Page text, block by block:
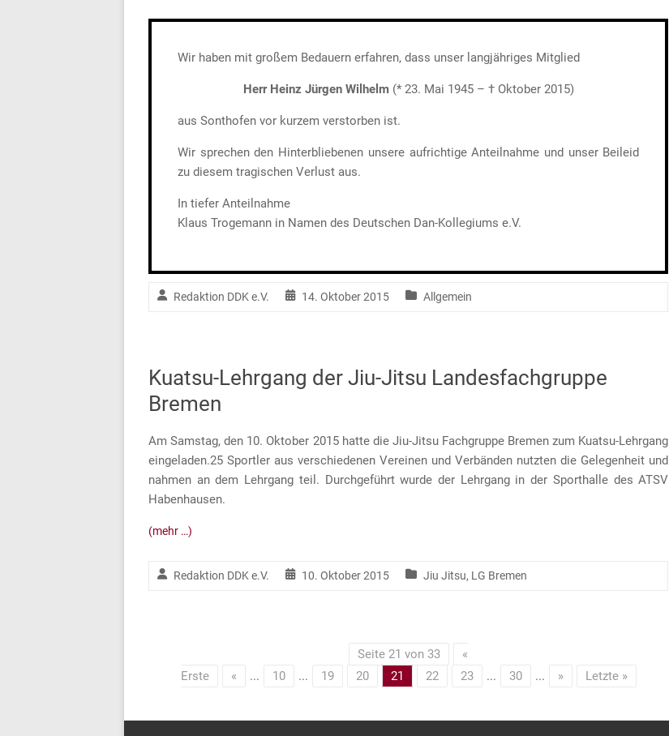
Wir haben mit großem Bedauern erfahren, dass unser langjähriges Mitglied
Herr Heinz Jürgen Wilhelm(* 23. Mai 1945 – † Oktober 2015)
aus Sonthofen vor kurzem verstorben ist.
Wir sprechen den Hinterbliebenen unsere aufrichtige Anteilnahme und unser Beileid
zu diesem tragischen Verlust aus.
In tiefer Anteilnahme
Klaus Trogemann in Namen des Deutschen Dan-Kollegiums e.V.
Redaktion DDK e.V. 14. Oktober 2015 Allgemein
Kuatsu-Lehrgang der Jiu-Jitsu Landesfachgruppe
Bremen
Am Samstag, den 10. Oktober 2015 hatte die Jiu-Jitsu Fachgruppe Bremen zum Kuatsu-Lehrgang
eingeladen.25 Sportler aus verschiedenen Vereinen und Verbänden nutzten die Gelegenheit und
nahmen an dem Lehrgang teil. Durchgeführt wurde der Lehrgang in der Sporthalle des ATSV
Habenhausen.
(mehr …)
Redaktion DDK e.V. 10. Oktober 2015 Jiu Jitsu, LG Bremen
Seite 21 von 33
«
Erste
« ... 10 ... 19 20 21 22 23 ... 30 ... » Letzte »